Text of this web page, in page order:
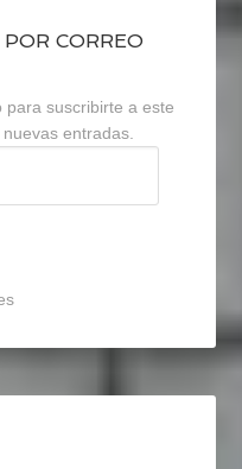
CORREO
suscribirte a este
entradas.